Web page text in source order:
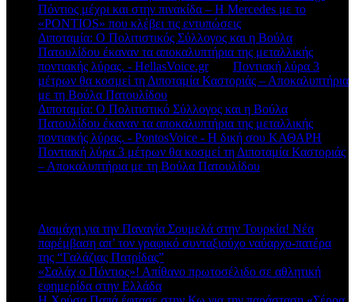
Πόντιος μέχρι και στην πινακίδα – Η Mercedes με το
«PONTIOS» που κλέβει τις εντυπώσεις
Διποταμία: Ο Πολιτιστικός Σύλλογος και η Βούλα
Πατουλίδου έκαναν τα αποκαλυπτήρια της μεταλλικής
ποντιακής λύρας. - HellasVoice.grστο Ποντιακή λύρα 3
μέτρων θα κοσμεί τη Διποταμία Καστοριάς – Αποκαλυπτήρια
με τη Βούλα Πατουλίδου
Διποταμία: Ο Πολιτιστικό Σύλλογος και η Βούλα
Πατουλίδου έκαναν τα αποκαλυπτήρια της μεταλλικής
ποντιακής λύρας. - PontosVoice - H δική σου ΚΑΘΑΡΗ
Ποντιακή λύρα 3 μέτρων θα κοσμεί τη Διποταμία Καστοριάς
– Αποκαλυπτήρια με τη Βούλα Πατουλίδου
Διαμάχη για την Παναγία Σουμελά στην Τουρκία! Νέα
παρέμβαση απ’ τον γραφικό συνταξιούχο ναύαρχο-πατέρα
της “Γαλάζιας Πατρίδας”
«Σαλάχ ο Πόντιος»! Απίθανο πρωτοσέλιδο σε αθλητική
εφημερίδα στην Ελλάδα